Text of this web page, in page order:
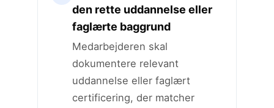
den rette uddannelse eller
faglærte baggrund
Medarbejderen skal
dokumentere relevant
uddannelse eller faglært
certificering, der matcher